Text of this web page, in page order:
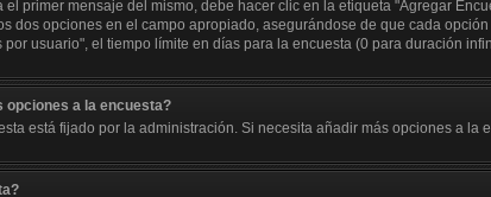
primer mensaje del mismo, debe hacer clic en la etiqueta "Agregar
dos opciones en el campo apropiado, asegurándose de que cada
usuario", el tiempo límite en días para la encuesta (0 para duración
opciones a la encuesta?
está fijado por la administración. Si necesita añadir más opciones a la